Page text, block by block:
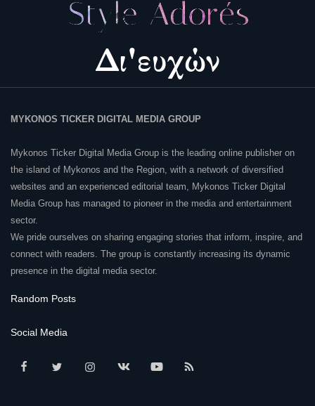
MYKONOS TICKER DIGITAL MEDIA GROUP
Mykonos Ticker Digital Media Group is the leading online publisher on
the island of Mykonos and the Region, with a network of diversified
websites and an experienced editorial team, Mykonos Ticker Digital
Media Group has managed to pioneer in the media and entertainment
sector.
We pride ourselves on sharing engaging stories that inform, inspire, and
connect with readers. The group is constantly increasing its dynamic
presence in the digital media sector.
Random Posts
Social Media